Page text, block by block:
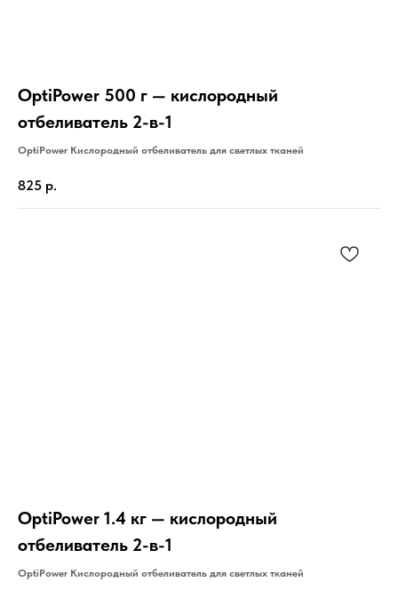
OptiPower 500 г — кислородный
отбеливатель 2-в-1
OptiPower Кислородный отбеливатель для светлых тканей
825 р.
OptiPower 1.4 кг — кислородный
отбеливатель 2-в-1
OptiPower Кислородный отбеливатель для светлых тканей